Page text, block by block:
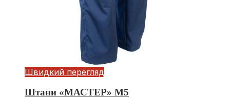
Швидкий перегляд
Штани «МАСТЕР» М5